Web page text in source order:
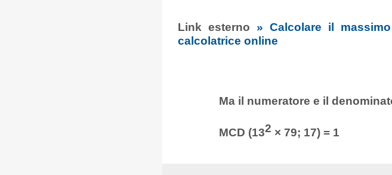
Link esterno » Calcolare il
calcolatrice online
Ma il numeratore e il
MCD (132 × 79; 17) = 1